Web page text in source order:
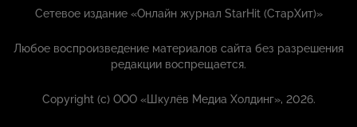
Сетевое издание «Онлайн журнал StarHit (СтарХит)»
Любое воспроизведение материалов сайта без разрешения
редакции воспрещается.
Copyright (с) ООО «Шкулёв Медиа Холдинг», 2026.